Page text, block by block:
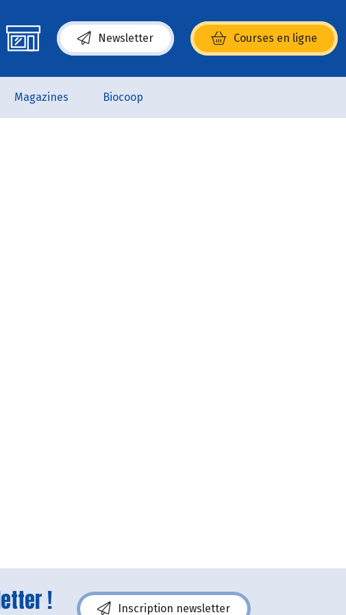
Newsletter Courses en ligne
(s’ouvre dans une nouvelle fenêtre)
Magazines Biocoop
! Inscription newsletter